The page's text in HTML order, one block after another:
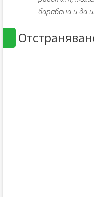
барабана и да